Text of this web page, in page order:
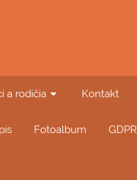
a rodičia Kontakt
Fotoalbum GDPR